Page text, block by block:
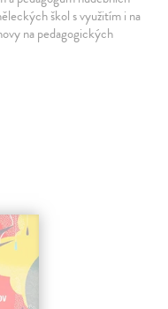
škol s využitím i na
na pedagogických